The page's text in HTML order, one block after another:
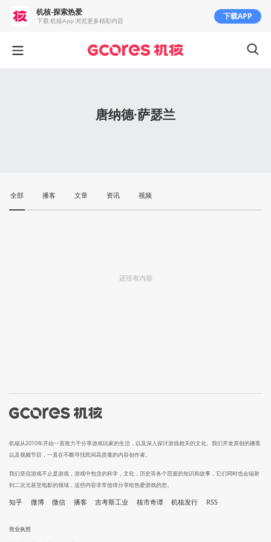
唐纳德·萨瑟兰
全部 播客 文章 资讯 视频
还没有内容
机核从2010年开始一直致力于分享游戏玩家的生活，以及深入探讨游戏相关的文化。我们开发原创的播客
以及视频节目，一直在不断寻找民间高质量的内容创作者。
我们坚信游戏不止是游戏，游戏中包含的科学，文化，历史等各个层面的知识和故事，它们同时也会辐射
到二次元甚至电影的领域，这些内容非常值得分享给热爱游戏的您。
知乎 微博 微信 播客 吉考斯工业 核市奇谭 机核发行 RSS
营业执照
机核-探索热爱
下载 机核App 浏览更多精彩内容 下载APP